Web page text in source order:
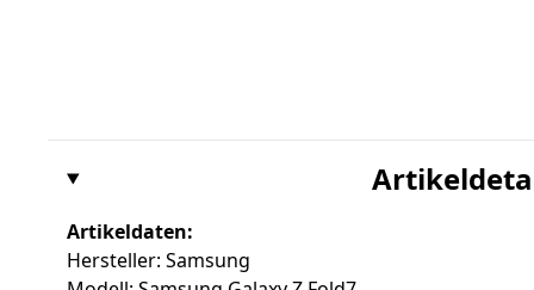
Artikeldaten:
Hersteller: Samsung